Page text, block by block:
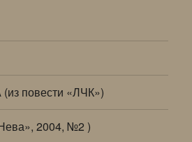
повести «ЛЧК»)
2004, №2 )